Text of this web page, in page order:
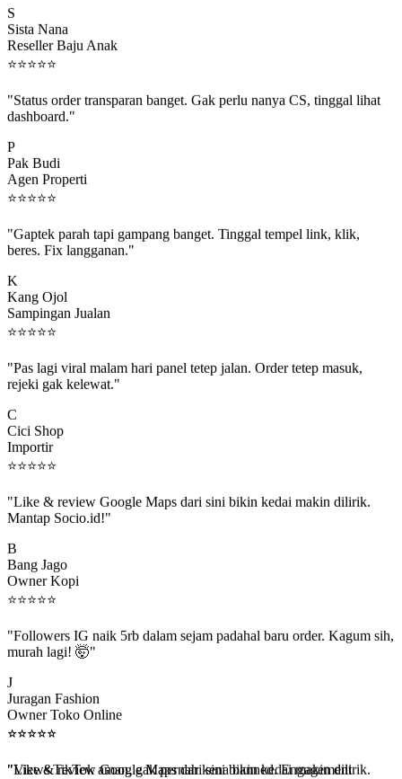
Sista Nana
Reseller Baju Anak
⭐⭐⭐⭐⭐
dashboard."
Pak Budi
Agen Properti
⭐⭐⭐⭐ ⭐
beres. Fix langganan."
Kang Ojol
Sampingan Jualan
⭐⭐⭐⭐⭐
rejeki gak kelewat."
Cici Shop
Importir
⭐⭐⭐⭐⭐
Mantap Socio.id!"
Bang Jago
Owner Kopi
⭐⭐⭐⭐ ⭐
murah lagi! 🤯"
Juragan Fashion
Owner Toko Online
⭐⭐⭐⭐ ⭐
beneran naik, algoritma suka."